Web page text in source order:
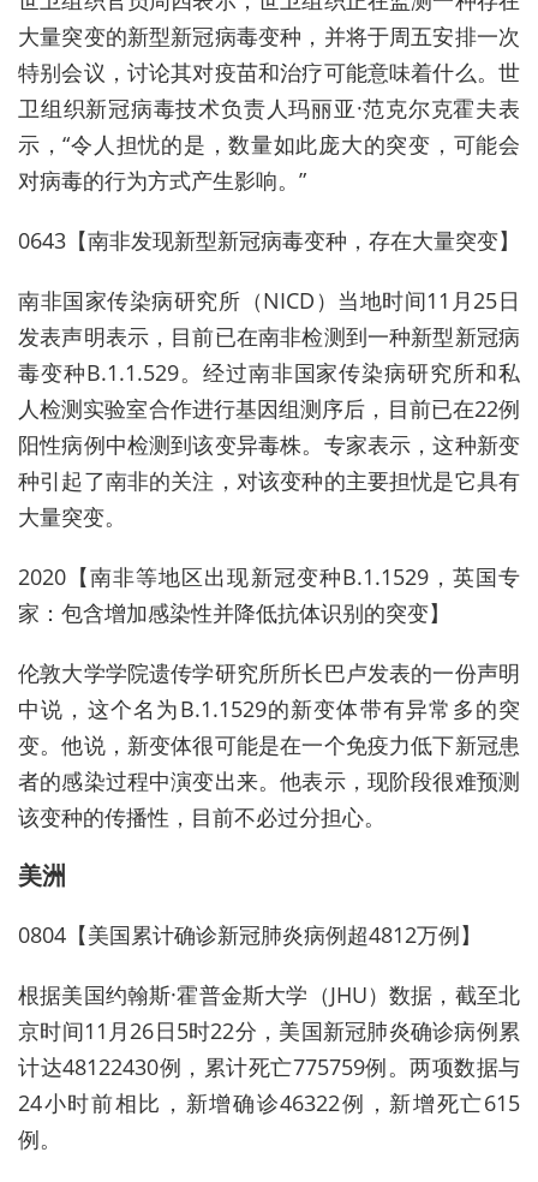
大量突变的新型新冠病毒变种，并将于周五安排一次
特别会议，讨论其对疫苗和治疗可能意味着什么。世
卫组织新冠病毒技术负责人玛丽亚·范克尔克霍夫表
示，“令人担忧的是，数量如此庞大的突变，可能会
对病毒的行为方式产生影响。”
0643【南非发现新型新冠病毒变种，存在大量突变】
南非国家传染病研究所（NICD）当地时间11月25日
发表声明表示，目前已在南非检测到一种新型新冠病
毒变种B.1.1.529。经过南非国家传染病研究所和私
人检测实验室合作进行基因组测序后，目前已在22例
阳性病例中检测到该变异毒株。专家表示，这种新变
种引起了南非的关注，对该变种的主要担忧是它具有
大量突变。
2020【南非等地区出现新冠变种B.1.1529，英国专
家：包含增加感染性并降低抗体识别的突变】
伦敦大学学院遗传学研究所所长巴卢发表的一份声明
中说，这个名为B.1.1529的新变体带有异常多的突
变。他说，新变体很可能是在一个免疫力低下新冠患
者的感染过程中演变出来。他表示，现阶段很难预测
该变种的传播性，目前不必过分担心。
美洲
0804【美国累计确诊新冠肺炎病例超4812万例】
根据美国约翰斯·霍普金斯大学（JHU）数据，截至北
京时间11月26日5时22分，美国新冠肺炎确诊病例累
计达48122430例，累计死亡775759例。两项数据与
24小时前相比，新增确诊46322例，新增死亡615
例。